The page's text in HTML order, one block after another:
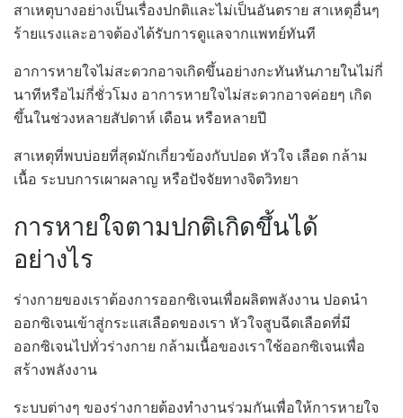
สาเหตุบางอย่างเป็นเรื่องปกติและไม่เป็นอันตราย สาเหตุอื่นๆ
ร้ายแรงและอาจต้องได้รับการดูแลจากแพทย์ทันที
อาการหายใจไม่สะดวกอาจเกิดขึ้นอย่างกะทันหันภายในไม่กี่
นาทีหรือไม่กี่ชั่วโมง อาการหายใจไม่สะดวกอาจค่อยๆ เกิด
ขึ้นในช่วงหลายสัปดาห์ เดือน หรือหลายปี
สาเหตุที่พบบ่อยที่สุดมักเกี่ยวข้องกับปอด หัวใจ เลือด กล้าม
เนื้อ ระบบการเผาผลาญ หรือปัจจัยทางจิตวิทยา
การหายใจตามปกติเกิดขึ้นได้
อย่างไร
ร่างกายของเราต้องการออกซิเจนเพื่อผลิตพลังงาน ปอดนำ
ออกซิเจนเข้าสู่กระแสเลือดของเรา หัวใจสูบฉีดเลือดที่มี
ออกซิเจนไปทั่วร่างกาย กล้ามเนื้อของเราใช้ออกซิเจนเพื่อ
สร้างพลังงาน
ระบบต่างๆ ของร่างกายต้องทำงานร่วมกันเพื่อให้การหายใจ